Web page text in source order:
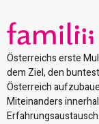
Österreichs erste
dem Ziel, den
Österreich
Miteinanders
Erfahrungsaustausch.